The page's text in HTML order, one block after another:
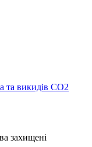
та викидів СО2
захищені